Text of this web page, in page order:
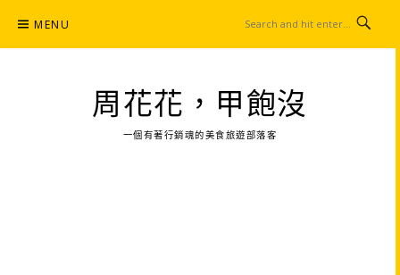
content
MENU
周花花，甲飽沒
一個有著行銷魂的美食旅遊部落客